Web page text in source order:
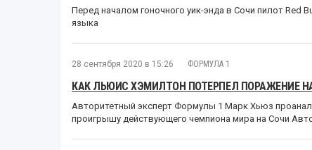
Перед началом гоночного уик-энда в Сочи пилот Red
языка
28 сентября 2020 в 15:26 ФОРМУЛА 1
КАК ЛЬЮИС ХЭМИЛТОН ПОТЕРПЕЛ ПОРАЖЕНИЕ
Авторитетный эксперт Формулы 1 Марк Хьюз
проигрышу действующего чемпиона мира на Сочи